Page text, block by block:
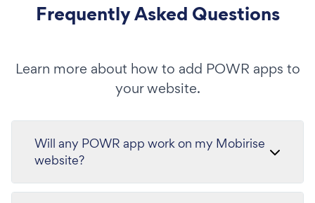
Frequently Asked Questions
Learn more about how to add POWR apps to
your website.
Will any POWR app work on my Mobirise
website?